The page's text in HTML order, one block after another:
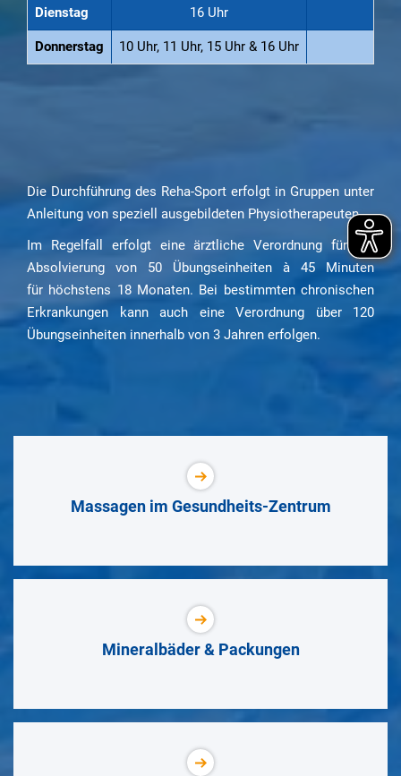
Dienstag 16 Uhr
Donnerstag 10 Uhr, 11 Uhr, 15 Uhr & 16 Uhr
Die Durchführung des Reha-Sport erfolgt in Gruppen unter
Anleitung von speziell ausgebildeten Physiotherapeuten.
Im Regelfall erfolgt eine ärztliche Verordnung für die
Absolvierung von 50 Übungseinheiten à 45 Minuten
für höchstens 18 Monaten. Bei bestimmten chronischen
Erkrankungen kann auch eine Verordnung über 120
Übungseinheiten innerhalb von 3 Jahren erfolgen.
Massagen im Gesundheits-Zentrum
Mineralbäder & Packungen